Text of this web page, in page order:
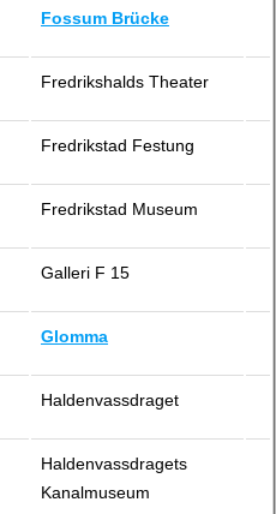
Fossum Brücke
Fredrikshalds Theater
Fredrikstad Festung
Fredrikstad Museum
Galleri F 15
Glomma
Haldenvassdraget
Haldenvassdragets
Kanalmuseum